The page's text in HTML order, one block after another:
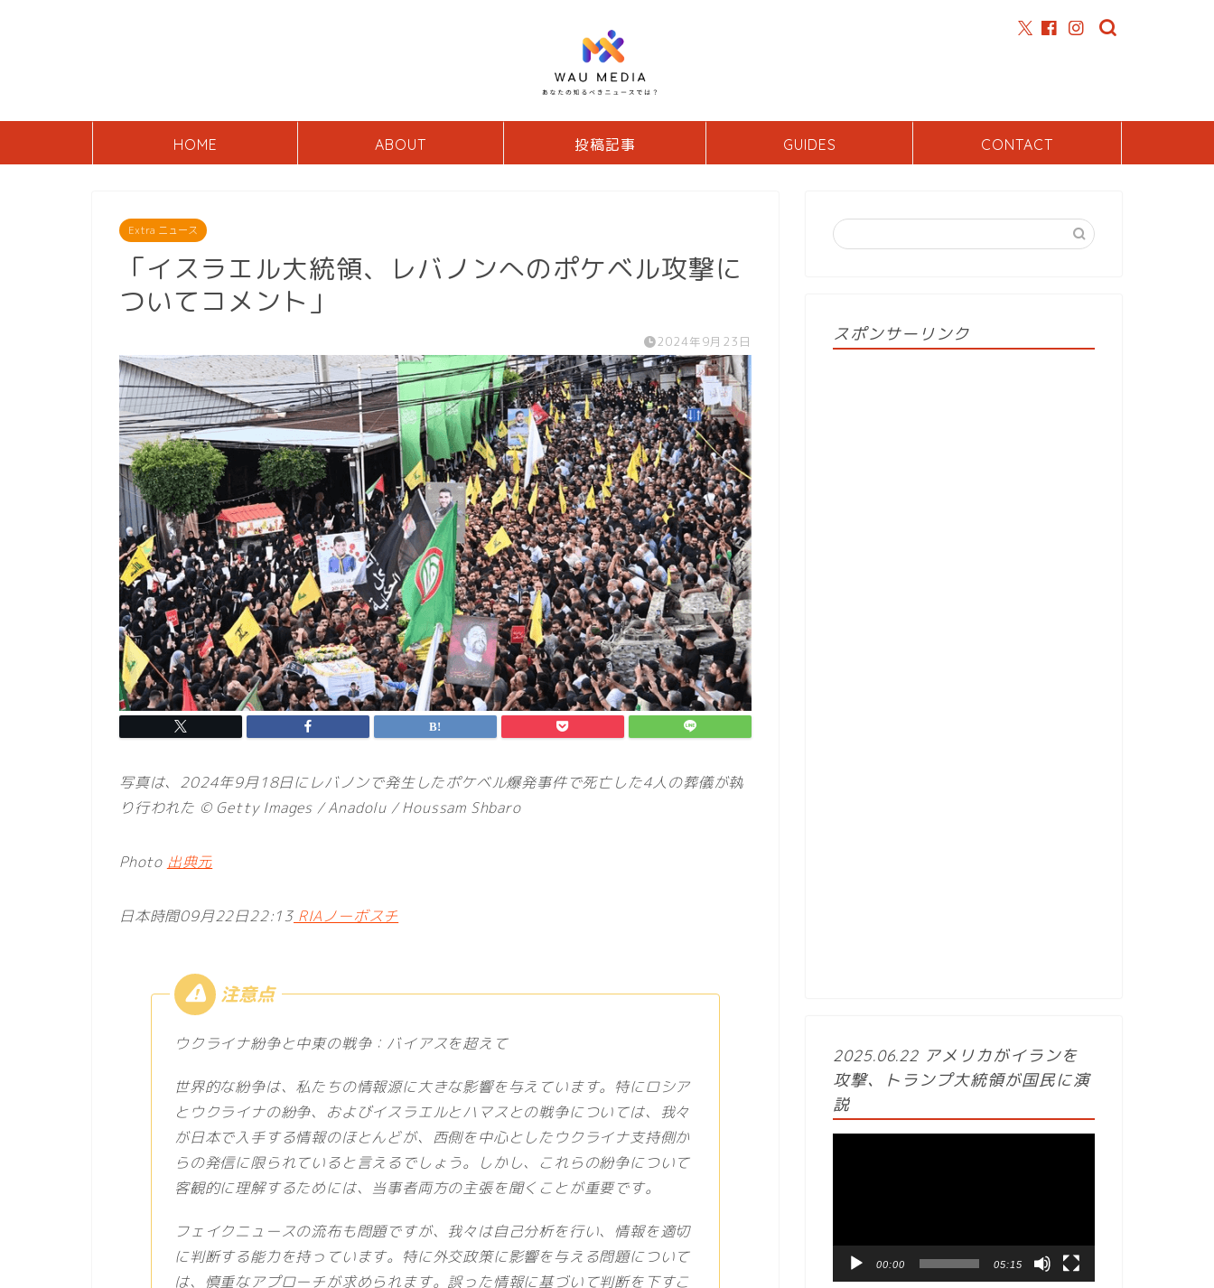
HOME ABOUT 投稿記事 GUIDES CONTACT
Extra ニュース
「イスラエル大統領、レバノンへのポケベル攻撃に
ついてコメント」
2024年9月23日
写真は、2024年9月18日にレバノンで発生したポケベル爆発事件で死亡した4人の葬儀が執
り行われた © Getty Images / Anadolu / Houssam Shbaro
Photo 出典元
日本時間09月22日22:13 RIAノーボスチ
ウクライナ紛争と中東の戦争：バイアスを超えて
世界的な紛争は、私たちの情報源に大きな影響を与えています。特にロシア
とウクライナの紛争、およびイスラエルとハマスとの戦争については、我々
が日本で入手する情報のほとんどが、西側を中心としたウクライナ支持側か
らの発信に限られていると言えるでしょう。しかし、これらの紛争について
客観的に理解するためには、当事者両方の主張を聞くことが重要です。
フェイクニュースの流布も問題ですが、我々は自己分析を行い、情報を適切
に判断する能力を持っています。特に外交政策に影響を与える問題について
は、慎重なアプローチが求められます。誤った情報に基づいて判断を下すこ
スポンサーリンク
2025.06.22 アメリカがイランを
攻撃、トランプ大統領が国民に演
説
ヤ
00:00 05:15